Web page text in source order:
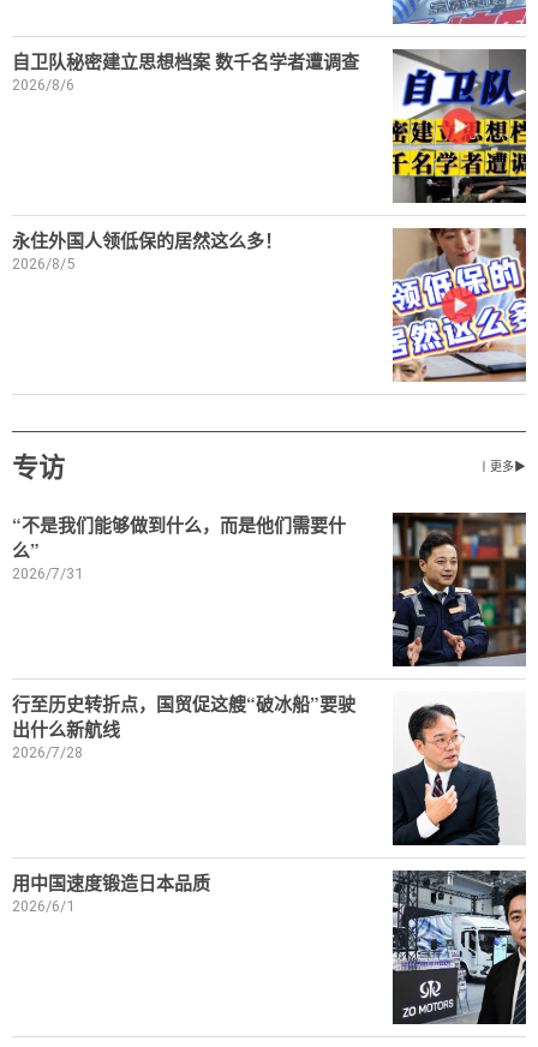
自卫队秘密建立思想档案 数千名学者遭调查
2026/8/6
永住外国人领低保的居然这么多！
2026/8/5
专访 丨更多▶
“不是我们能够做到什么，而是他们需要什
么”
2026/7/31
行至历史转折点，国贸促这艘“破冰船”要驶
出什么新航线
2026/7/28
用中国速度锻造日本品质
2026/6/1